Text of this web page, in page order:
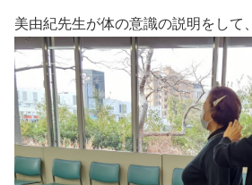
美由紀先生が体の意識の説明をして、